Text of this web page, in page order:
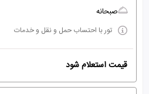
صبحانه
تور با احتساب حمل و نقل و خدمات
قیمت استعلام شود